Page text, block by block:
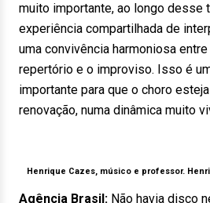
muito importante, ao longo desse
experiência compartilhada de
uma convivência harmoniosa
repertório e o improviso. Isso é
importante para que o choro
renovação, numa dinâmica muito
Henrique Cazes, músico e professor.
Agência Brasil: Não havia disco